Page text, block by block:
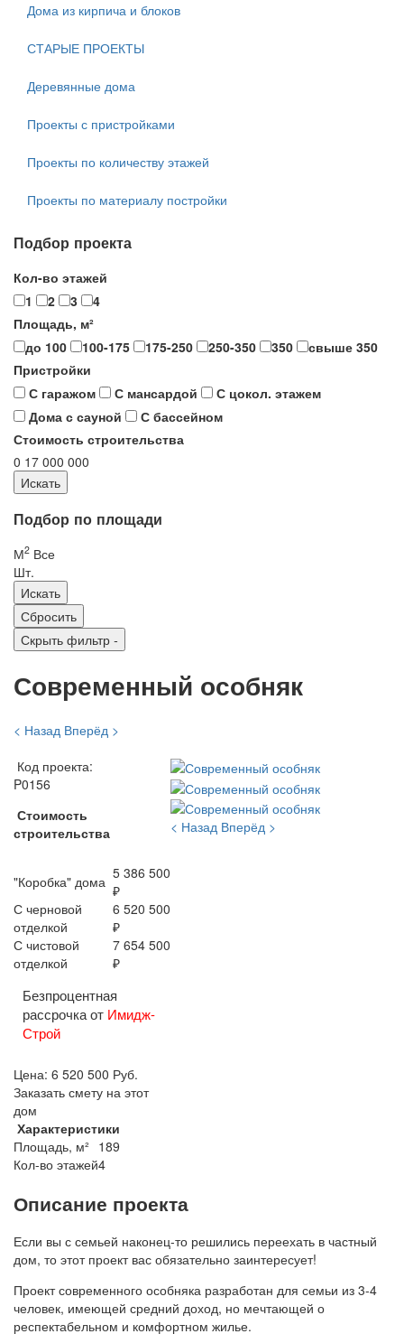
Дома из кирпича и блоков
СТАРЫЕ ПРОЕКТЫ
Деревянные дома
Проекты с пристройками
Проекты по количеству этажей
Проекты по материалу постройки
Подбор проекта
Кол-во этажей
1
2 3
4
Площадь, м²
до 100
100-175 175-250 250-350 350
свыше 350
Пристройки
С гаражом
С мансардой
С цокол. этажем
Дома с сауной
С бассейном
Стоимость строительства
0 17 000 000
Подбор по площади
М2 Все
Шт.
Скрыть фильтр -
Современный особняк
< Назад Вперёд >
Код проекта:
P0156
Стоимость
строительства
"Коробка" дома 5 386 500
₽
С черновой
отделкой
6 520 500
₽
С чистовой
отделкой
7 654 500
₽
Безпроцентная
рассрочка от Имидж-
Строй
Цена: 6 520 500 Руб.
Заказать смету на этот
дом
Характеристики
Площадь, м² 189
Кол-во этажей4
< Назад Вперёд >
Описание проекта
Если вы с семьей наконец-то решились переехать в частный
дом, то этот проект вас обязательно заинтересует!
Проект современного особняка разработан для семьи из 3-4
человек, имеющей средний доход, но мечтающей о
респектабельном и комфортном жилье.